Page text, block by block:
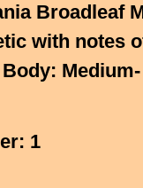
Broadleaf
with notes
: 1